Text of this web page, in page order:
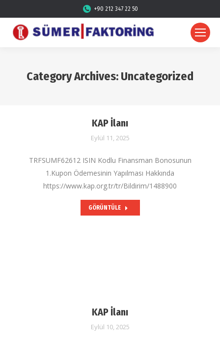
+90 212 347 22 50
Category Archives: Uncategorized
KAP İlanı
Eylül 11, 2025
TRFSUMF62612 ISIN Kodlu Finansman Bonosunun
1.Kupon Ödemesinin Yapılması Hakkında
https://www.kap.org.tr/tr/Bildirim/1488900
GÖRÜNTÜLE
KAP İlanı
Eylül 10, 2025